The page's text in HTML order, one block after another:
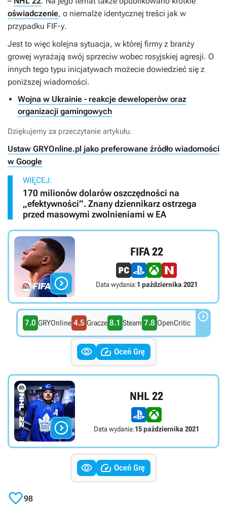
oświadczenie, o niemalże identycznej treści jak w
przypadku FIF-y.
Jest to więc kolejna sytuacja, w której firmy z branży
growej wyrażają swój sprzeciw wobec rosyjskiej agresji. O
innych tego typu inicjatywach możecie dowiedzieć się z
poniższej wiadomości.
Wojna w Ukrainie - reakcje deweloperów oraz
organizacji gamingowych
Dziękujemy za przeczytanie artykułu.
Ustaw GRYOnline.pl jako preferowane źródło wiadomości
w Google
WIĘCEJ:
170 milionów dolarów oszczędności na
„efektywności”. Znany dziennikarz ostrzega
przed masowymi zwolnieniami w EA

FIFA 22
Data wydania:1 października 2021
7.0 GRYOnline 4.5 Gracze 8.1 Steam 7.8 OpenCritic 
  Oceń Grę

NHL 22
Data wydania:15 października 2021
  Oceń Grę
98